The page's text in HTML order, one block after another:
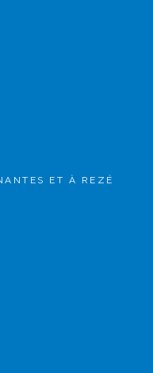
ET À REZÉ